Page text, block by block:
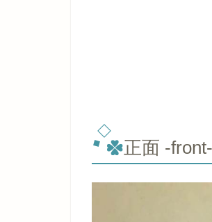
正面 -front-